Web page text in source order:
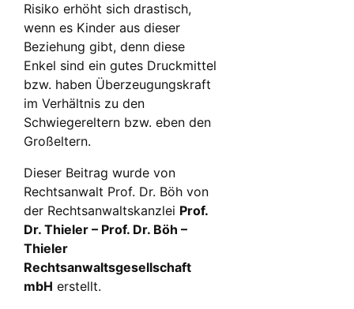
Risiko erhöht sich drastisch,
wenn es Kinder aus dieser
Beziehung gibt, denn diese
Enkel sind ein gutes Druckmittel
bzw. haben Überzeugungskraft
im Verhältnis zu den
Schwiegereltern bzw. eben den
Großeltern.
Dieser Beitrag wurde von
Rechtsanwalt Prof. Dr. Böh von
der Rechtsanwaltskanzlei Prof.
Dr. Thieler – Prof. Dr. Böh –
Thieler
Rechtsanwaltsgesellschaft
mbH erstellt.